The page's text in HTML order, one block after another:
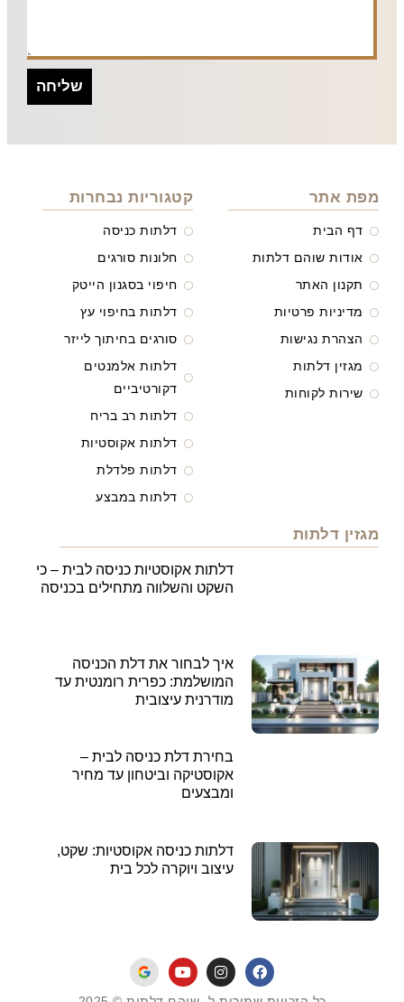
שליחה
מפת אתר
דף הבית
אודות שוהם דלתות
תקנון האתר
מדיניות פרטיות
הצהרת נגישות
מגזין דלתות
שירות לקוחות
קטגוריות נבחרות
דלתות כניסה
חלונות סורגים
חיפוי בסגנון הייטק
דלתות בחיפוי עץ
סורגים בחיתוך לייזר
דלתות אלמנטים
דקורטיביים
דלתות רב בריח
דלתות אקוסטיות
דלתות פלדלת
דלתות במבצע
מגזין דלתות
דלתות אקוסטיות כניסה לבית – כי
השקט והשלווה מתחילים בכניסה
איך לבחור את דלת הכניסה
המושלמת: כפרית רומנטית עד
מודרנית עיצובית
בחירת דלת כניסה לבית –
אקוסטיקה וביטחון עד מחיר
ומבצעים
דלתות כניסה אקוסטיות: שקט,
עיצוב ויוקרה לכל בית